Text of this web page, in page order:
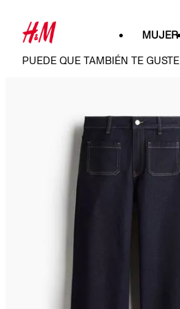
MUJER
PUEDE QUE TAMBIÉN TE GUSTE